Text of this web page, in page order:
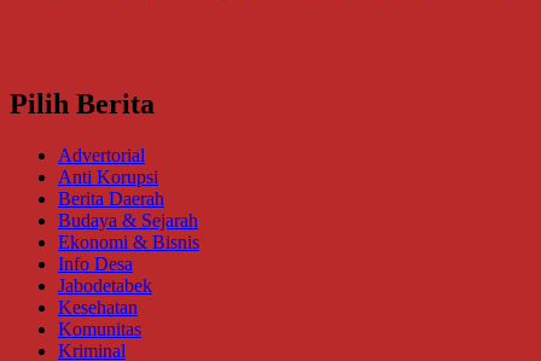
Pilih Berita
Advertorial
Anti Korupsi
Berita Daerah
Budaya & Sejarah
Ekonomi & Bisnis
Info Desa
Jabodetabek
Kesehatan
Komunitas
Kriminal